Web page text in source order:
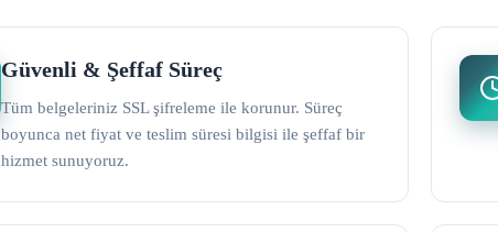
Güvenli & Şeffaf Süreç
Tüm belgeleriniz SSL şifreleme ile korunur. Süreç
boyunca net fiyat ve teslim süresi bilgisi ile şeffaf bir
hizmet sunuyoruz.